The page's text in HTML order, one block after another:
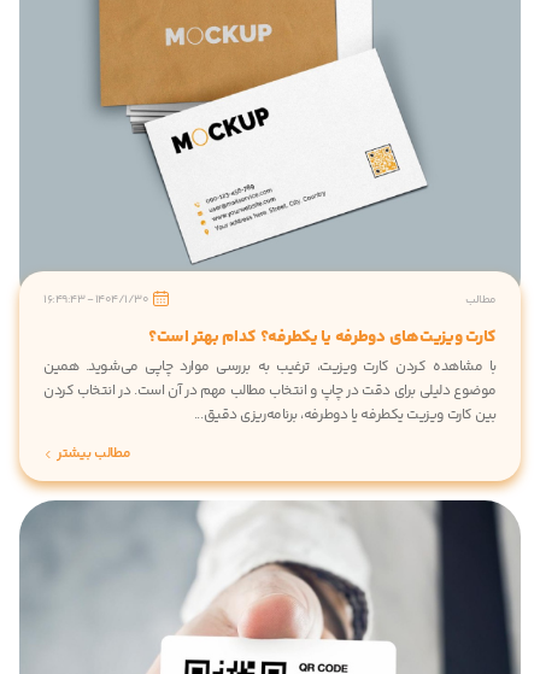
ویزیت‌های دوطرفه یا یکطرفه؟ کدام بهتر است؟
مشاهده کردن کارت ویزیت، ترغیب به بررسی موارد چاپی می‌شوید. همین
دلیلی برای دقت در چاپ و انتخاب مطالب مهم در آن است. در انتخاب کردن
کارت ویزیت یکطرفه یا دوطرفه، برنامه‌ریزی دقیق...
مطالب بیشتر